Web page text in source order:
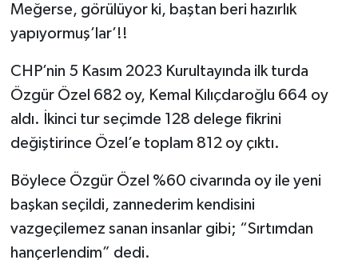
Meğerse, görülüyor ki, baştan beri hazırlık
yapıyormuş’lar’!!
CHP’nin 5 Kasım 2023 Kurultayında ilk turda
Özgür Özel 682 oy, Kemal Kılıçdaroğlu 664 oy
aldı. İkinci tur seçimde 128 delege fikrini
değiştirince Özel’e toplam 812 oy çıktı.
Böylece Özgür Özel %60 civarında oy ile yeni
başkan seçildi, zannederim kendisini
vazgeçilemez sanan insanlar gibi; “Sırtımdan
hançerlendim” dedi.